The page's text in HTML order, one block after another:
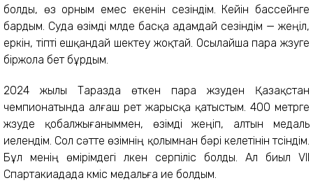
болды, өз орным емес екенін сезіндім. Кейін бассейнге
бардым. Суда өзімді мүлде басқа адамдай сезіндім — жеңіл,
еркін, тіпті ешқандай шектеу жоқтай. Осылайша пара жүзуге
біржола бет бұрдым.
2024 жылы Таразда өткен пара жүзуден Қазақстан
чемпионатында алғаш рет жарысқа қатыстым. 400 метрге
жүзуде қобалжығаныммен, өзімді жеңіп, алтын медаль
иелендім. Сол сәтте өзімнің қолымнан бәрі келетінін түсіндім.
Бұл менің өмірімдегі үлкен серпіліс болды. Ал биыл VII
Спартакиадада күміс медальға ие болдым.